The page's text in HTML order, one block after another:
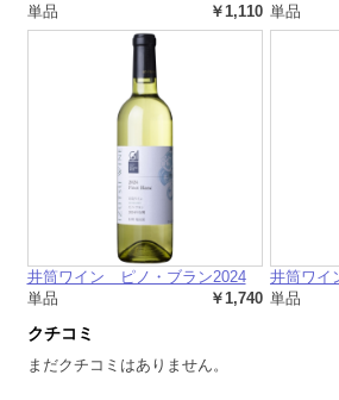
単品
￥1,110 単品
井筒ワイン ピノ・ブラン2024
単品
￥1,740
井筒ワ
単品
クチコミ
まだクチコミはありません。